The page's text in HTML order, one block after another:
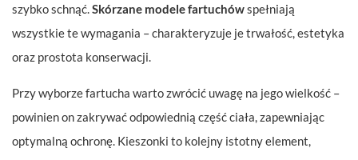
szybko schnąć.Skórzane modele fartuchówspełniają
wszystkie te wymagania – charakteryzuje je trwałość, estetyka
oraz prostota konserwacji.
Przy wyborze fartucha warto zwrócić uwagę na jego wielkość –
powinien on zakrywać odpowiednią część ciała, zapewniając
optymalną ochronę. Kieszonki to kolejny istotny element,